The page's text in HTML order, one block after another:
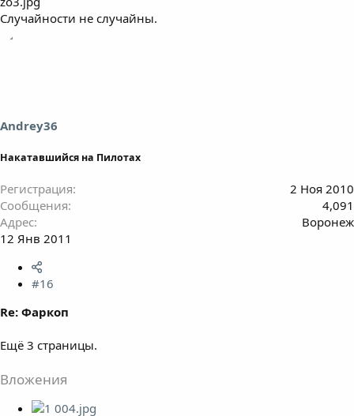
Случайности не случайны.
Andrey36
Накатавшийся на Пилотах
Регистрация
2 Ноя 2010
Сообщения
4,091
Адрес
Воронеж
12 Янв 2011
#16
Re: Фаркоп
Ещё 3 страницы.
Вложения